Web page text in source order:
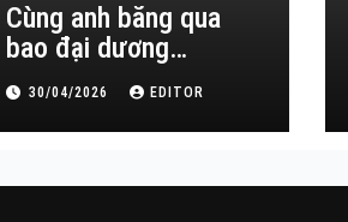
Cùng anh băng qua
bao đại dương…
30/04/2026 EDITOR